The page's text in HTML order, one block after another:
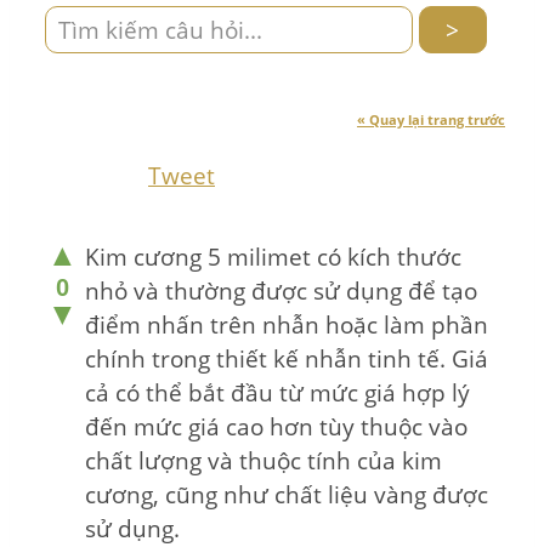
>
« Quay lại trang trước
Tweet
▲
0
▼
Kim cương 5 milimet có kích thước
nhỏ và thường được sử dụng để tạo
điểm nhấn trên nhẫn hoặc làm phần
chính trong thiết kế nhẫn tinh tế. Giá
cả có thể bắt đầu từ mức giá hợp lý
đến mức giá cao hơn tùy thuộc vào
chất lượng và thuộc tính của kim
cương, cũng như chất liệu vàng được
sử dụng.